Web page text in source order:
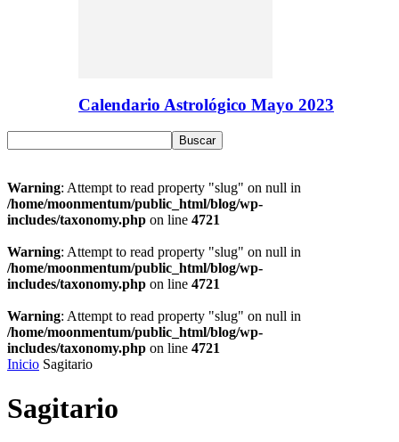
Calendario Astrológico Mayo 2023
Warning: Attempt to read property "slug" on null in
/home/moonmentum/public_html/blog/wp-
includes/taxonomy.php on line 4721
Warning: Attempt to read property "slug" on null in
/home/moonmentum/public_html/blog/wp-
includes/taxonomy.php on line 4721
Warning: Attempt to read property "slug" on null in
/home/moonmentum/public_html/blog/wp-
includes/taxonomy.php on line 4721
Inicio Sagitario
Sagitario